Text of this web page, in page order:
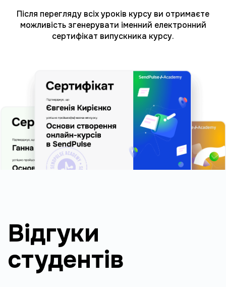
Після перегляду всіх уроків курсу ви отримаєте
можливість згенерувати іменний електронний
сертифікат випускника курсу.
Відгуки
студентів